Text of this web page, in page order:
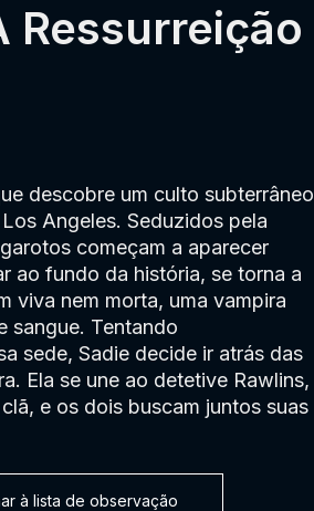
Ressurreição
descobre um culto subterrâneo
Angeles. Seduzidos pela
começam a aparecer
ao fundo da história, se torna a
viva nem morta, uma vampira
sangue. Tentando
sede, Sadie decide ir atrás das
Ela se une ao detetive Rawlins,
e os dois buscam juntos suas
à lista de observação